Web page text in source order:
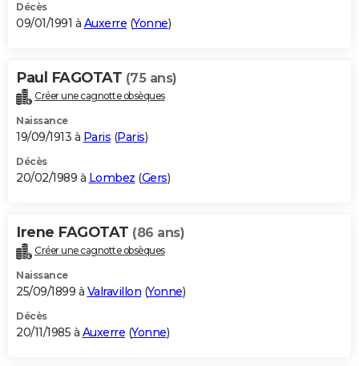
Décès
09/01/1991 à Auxerre (Yonne)
Paul FAGOTAT (75 ans)
Créer une cagnotte obsèques
Naissance
19/09/1913 à Paris (Paris)
Décès
20/02/1989 à Lombez (Gers)
Irene FAGOTAT (86 ans)
Créer une cagnotte obsèques
Naissance
25/09/1899 à Valravillon (Yonne)
Décès
20/11/1985 à Auxerre (Yonne)